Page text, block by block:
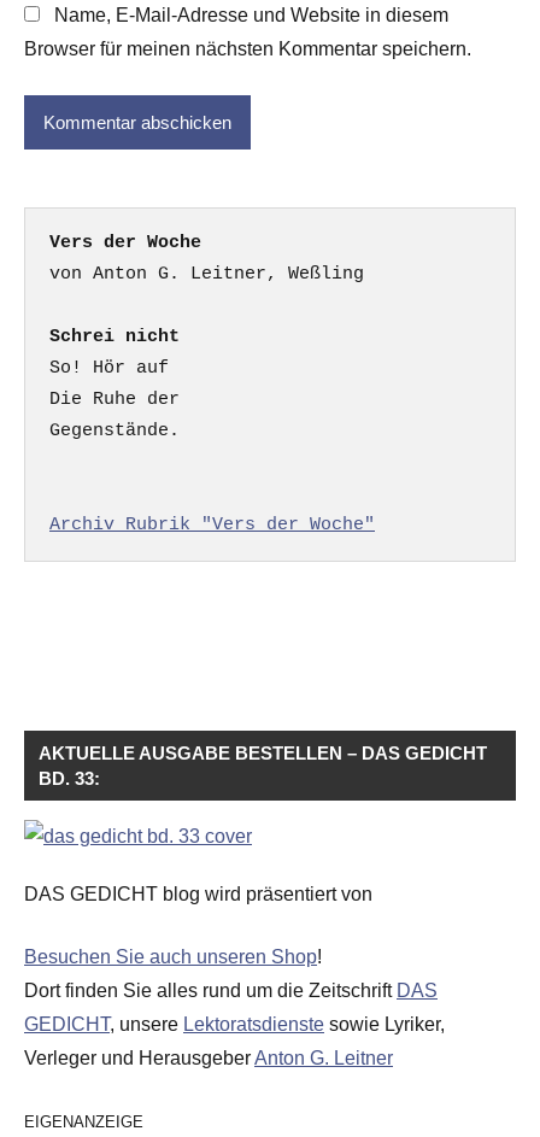
Name, E-Mail-Adresse und Website in diesem
Browser für meinen nächsten Kommentar speichern.
Vers der Woche
Schrei nicht
So! Hör auf
Die Ruhe der
Gegenstände.
Archiv Rubrik "Vers der Woche"
AKTUELLE AUSGABE BESTELLEN – DAS GEDICHT
BD. 33:
DAS GEDICHT blog wird präsentiert von
Besuchen Sie auch unseren Shop!
Dort finden Sie alles rund um die Zeitschrift DAS
GEDICHT, unsere Lektoratsdienste sowie Lyriker,
Verleger und HerausgeberAnton G. Leitner
EIGENANZEIGE